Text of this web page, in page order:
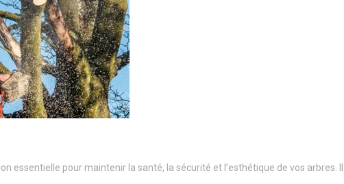
essentielle pour maintenir la santé, la sécurité et l’esthétique de vos